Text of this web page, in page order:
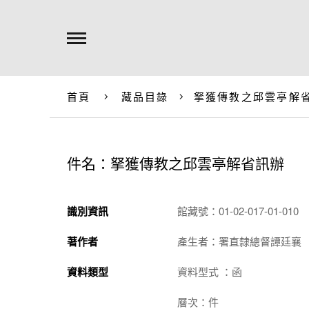
首頁 藏品目錄 拏獲傳教之邱雲亭解
件名：拏獲傳教之邱雲亭解省訊辦
識別資訊 館藏號：01-02-017-01-010
著作者 產生者：署直隸總督譚廷襄
資料類型 資料型式 ：函
層次：件